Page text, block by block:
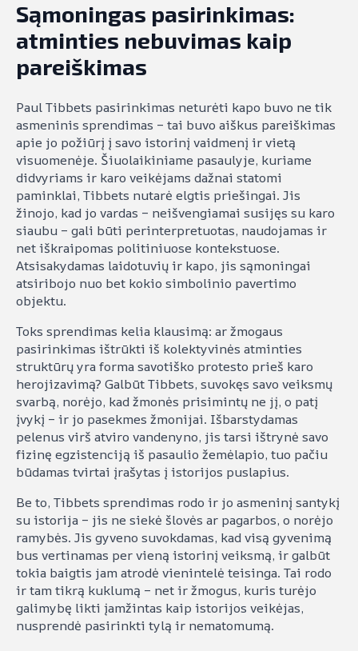
Sąmoningas pasirinkimas:
atminties nebuvimas kaip
pareiškimas
Paul Tibbets pasirinkimas neturėti kapo buvo ne tik
asmeninis sprendimas – tai buvo aiškus pareiškimas
apie jo požiūrį į savo istorinį vaidmenį ir vietą
visuomenėje. Šiuolaikiniame pasaulyje, kuriame
didvyriams ir karo veikėjams dažnai statomi
paminklai, Tibbets nutarė elgtis priešingai. Jis
žinojo, kad jo vardas – neišvengiamai susijęs su karo
siaubu – gali būti perinterpretuotas, naudojamas ir
net iškraipomas politiniuose kontekstuose.
Atsisakydamas laidotuvių ir kapo, jis sąmoningai
atsiribojo nuo bet kokio simbolinio pavertimo
objektu.
Toks sprendimas kelia klausimą: ar žmogaus
pasirinkimas ištrūkti iš kolektyvinės atminties
struktūrų yra forma savotiško protesto prieš karo
herojizavimą? Galbūt Tibbets, suvokęs savo veiksmų
svarbą, norėjo, kad žmonės prisimintų ne jį, o patį
įvykį – ir jo pasekmes žmonijai. Išbarstydamas
pelenus virš atviro vandenyno, jis tarsi ištrynė savo
fizinę egzistenciją iš pasaulio žemėlapio, tuo pačiu
būdamas tvirtai įrašytas į istorijos puslapius.
Be to, Tibbets sprendimas rodo ir jo asmeninį santykį
su istorija – jis ne siekė šlovės ar pagarbos, o norėjo
ramybės. Jis gyveno suvokdamas, kad visą gyvenimą
bus vertinamas per vieną istorinį veiksmą, ir galbūt
tokia baigtis jam atrodė vienintelė teisinga. Tai rodo
ir tam tikrą kuklumą – net ir žmogus, kuris turėjo
galimybę likti įamžintas kaip istorijos veikėjas,
nusprendė pasirinkti tylą ir nematomumą.